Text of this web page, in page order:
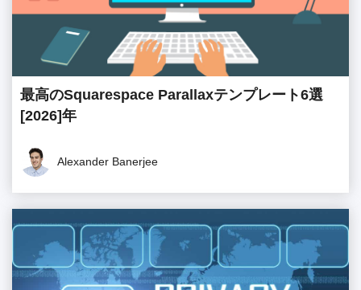
最高のSquarespace Parallaxテンプレート6選
[2026]年
Alexander Banerjee